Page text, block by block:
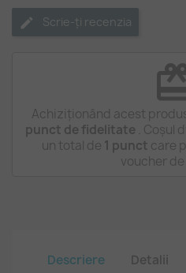
Scrie-ți recenzia
Achiziționând acest
punct de fidelitate . Coșul
un total de 1 punct care
voucher de
Descriere Detalii